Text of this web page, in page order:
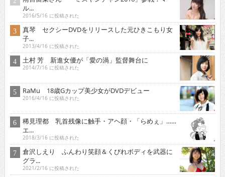
ル...
2016/5/16 に投稿された
真琴 セクシーDVDをリリースした元ひきこもり女
子...
2013/4/16 に投稿された
土村 芳 新進女優が「愛の渦」監督舞台に
2014/7/16 に投稿された
RaMu 18歳Gカップ美少女がDVDデビュー
2016/4/16 に投稿された
稀見理都 乳首残像に触手・アヘ顔・「らめぇ」……
エ...
2018/3/16 に投稿された
倉沢しえり ふんわり笑顔＆くびれボディを武器に
グラ...
2021/2/16 に投稿された